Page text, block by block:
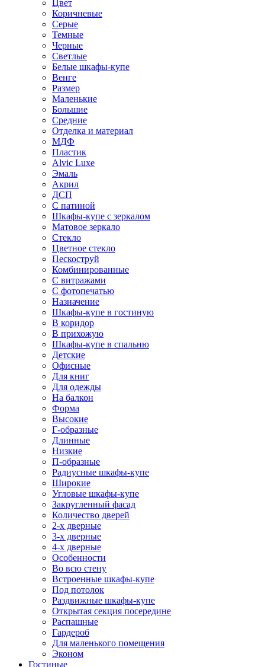
Цвет
Коричневые
Серые
Темные
Черные
Светлые
Белые шкафы-купе
Венге
Размер
Маленькие
Большие
Средние
Отделка и материал
МДФ
Пластик
Alvic Luxe
Эмаль
Акрил
ДСП
С патиной
Шкафы-купе с зеркалом
Матовое зеркало
Стекло
Цветное стекло
Пескоструй
Комбинированные
С витражами
С фотопечатью
Назначение
Шкафы-купе в гостиную
В коридор
В прихожую
Шкафы-купе в спальню
Детские
Офисные
Для книг
Для одежды
На балкон
Форма
Высокие
Г-образные
Длинные
Низкие
П-образные
Радиусные шкафы-купе
Широкие
Угловые шкафы-купе
Закругленный фасад
Количество дверей
2-х дверные
3-х дверные
4-х дверные
Особенности
Во всю стену
Встроенные шкафы-купе
Под потолок
Раздвижные шкафы-купе
Открытая секция посередине
Распашные
Гардероб
Для маленького помещения
Эконом
Гостиные